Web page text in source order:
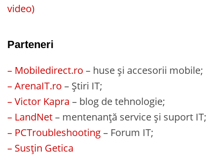
video)
Parteneri
– Mobiledirect.ro – huse și accesorii mobile;
– ArenaIT.ro – Știri IT;
– Victor Kapra – blog de tehnologie;
– LandNet– mentenanță service și suport IT;
– PCTroubleshooting– Forum IT;
– Susțin Getica